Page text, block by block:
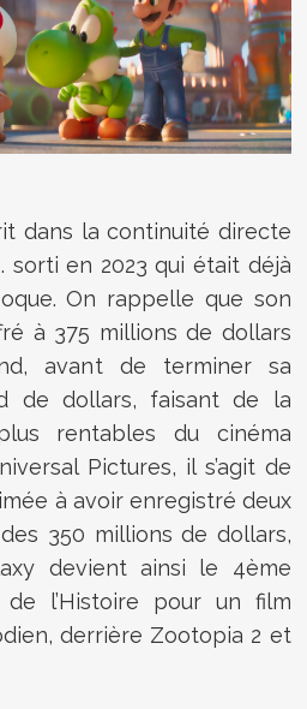
dans la continuité directe
sorti en 2023 qui était déjà
On rappelle que son
à 375 millions de dollars
avant de terminer sa
de dollars, faisant de la
rentables du cinéma
Pictures, il s’agit de
à avoir enregistré deux
350 millions de dollars,
devient ainsi le 4ème
de l’Histoire pour un film
derrière Zootopia 2 et